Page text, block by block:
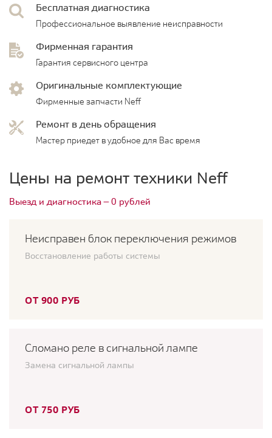
Бесплатная диагностика
Профессиональное выявление неисправности
Фирменная гарантия
Гарантия сервисного центра
Оригинальные комплектующие
Фирменные запчасти Neff
Ремонт в день обращения
Мастер приедет в удобное для Вас время
Цены на ремонт техники Neff
Выезд и диагностика — 0 рублей
Неисправен блок переключения режимов
Восстановление работы системы
ОТ 900 РУБ
Сломано реле в сигнальной лампе
Замена сигнальной лампы
ОТ 750 РУБ